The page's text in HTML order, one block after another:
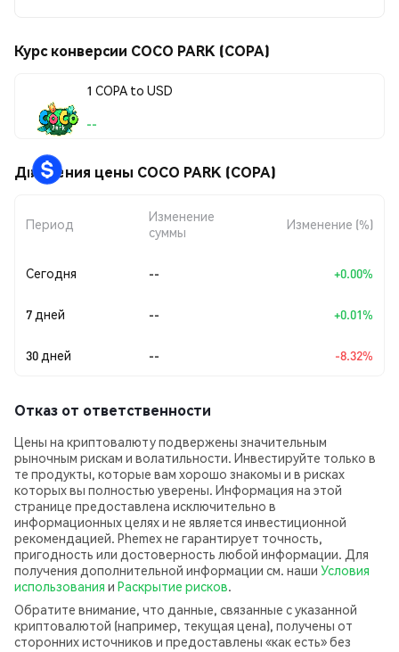
Курс конверсии COCO PARK (COPA)
1 COPA to USD
--
Движения цены COCO PARK (COPA)
Период
Изменение
суммы
Изменение (%)
Сегодня -- +0.00%
7 дней -- +0.01%
30 дней -- -8.32%
Отказ от ответственности
Цены на криптовалюту подвержены значительным
рыночным рискам и волатильности. Инвестируйте только в
те продукты, которые вам хорошо знакомы и в рисках
которых вы полностью уверены. Информация на этой
странице предоставлена исключительно в
информационных целях и не является инвестиционной
рекомендацией. Phemex не гарантирует точность,
пригодность или достоверность любой информации. Для
получения дополнительной информации см. наши Условия
использования и Раскрытие рисков.
Обратите внимание, что данные, связанные с указанной
криптовалютой (например, текущая цена), получены от
сторонних источников и предоставлены «как есть» без